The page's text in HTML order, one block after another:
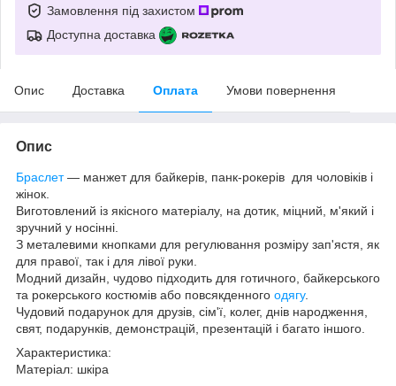
Замовлення під захистом
Доступна доставка
Опис Доставка Оплата Умови повернення
Опис
Браслет— манжет для байкерів, панк-рокерів для чоловіків і
жінок.
Виготовлений із якісного матеріалу, на дотик, міцний, м'який і
зручний у носінні.
З металевими кнопками для регулювання розміру зап'ястя, як
для правої, так і для лівої руки.
Модний дизайн, чудово підходить для готичного, байкерського
та рокерського костюмів або повсякденного одягу.
Чудовий подарунок для друзів, сім'ї, колег, днів народження,
свят, подарунків, демонстрацій, презентацій і багато іншого.
Характеристика:
Матеріал: шкіра